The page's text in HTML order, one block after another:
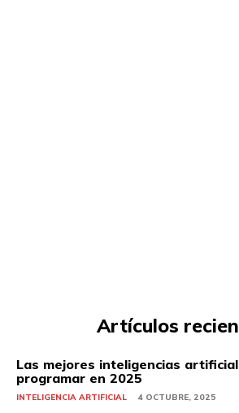
Artículos
Las mejores inteligencias
programar en 2025
INTELIGENCIA ARTIFICIAL 4 OCTUBRE, 2025